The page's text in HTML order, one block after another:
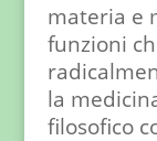
materia e
funzioni
la
filosofico